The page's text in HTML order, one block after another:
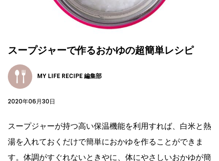
スープジャーで作るおかゆの超簡単レシピ
MY LIFE RECIPE 編集部
2020年06月30日
スープジャーが持つ高い保温機能を利用すれば、白米と熱
湯を入れておくだけで簡単におかゆを作ることができま
す。体調がすぐれないときやに、体にやさしいおかゆが簡